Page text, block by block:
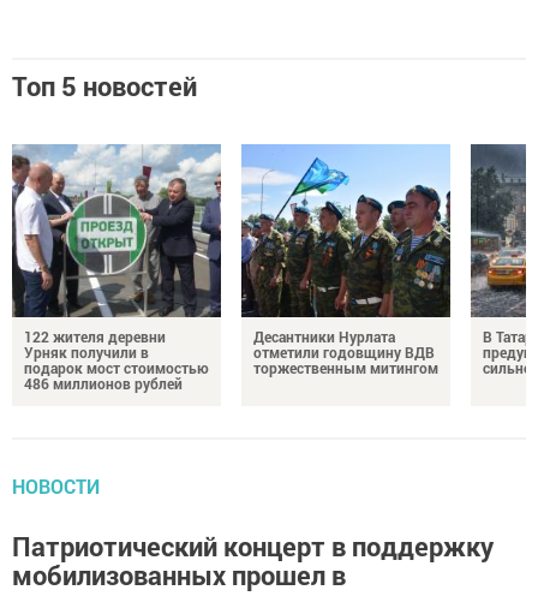
Топ 5 новостей
122 жителя деревни
Урняк получили в
подарок мост стоимостью
486 миллионов рублей
Десантники Нурлата
отметили годовщину ВДВ
торжественным митингом
В
НОВОСТИ
Патриотический концерт в поддержку
мобилизованных прошел в